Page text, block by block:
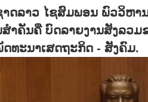
ດລາວ ໄຊສົມພອນ ພົວວິຫ
ສຳຄັນຄື ບົດລາຍງານສັງລວ
ທະນາເສດຖະກິດ - ສັງຄົມ.